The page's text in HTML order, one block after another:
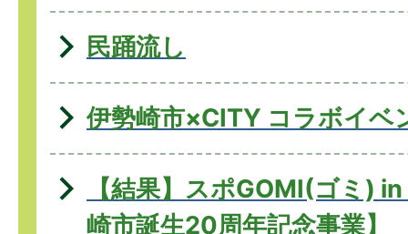
民踊流し
伊勢崎市×CITY コラボイベ
【結果】スポGOMI(ゴミ)
崎市誕生20周年記念事業】